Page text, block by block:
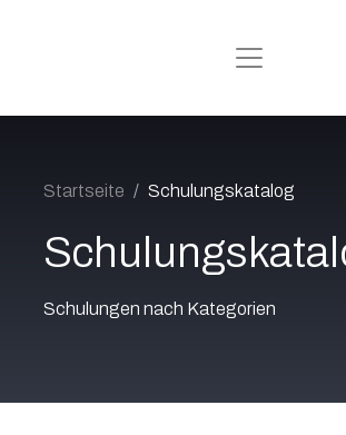
Startseite Schulungskatalog
Schulungen nach Kategorien